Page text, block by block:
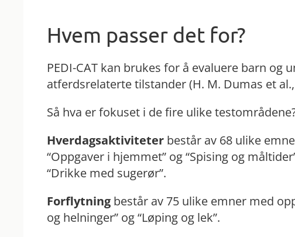
Hvem passer det for?
PEDI-CAT kan brukes for å evaluere barn
atferdsrelaterte tilstander (H. M. Dumas et al.,
Så hva er fokuset i de fire ulike
Hverdagsaktiviteter består av 68 ulike
“Oppgaver i hjemmet” og “Spising og
“Drikke med sugerør”.
Forflytning består av 75 ulike emner med
og helninger” og “Løping og lek”.